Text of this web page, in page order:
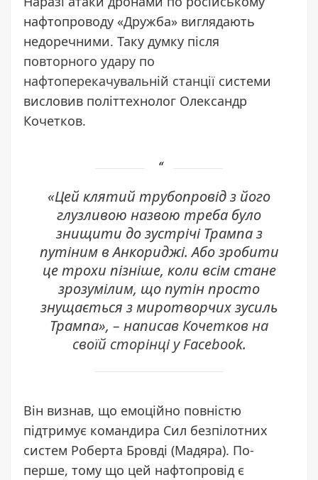
нафтопроводу «Дружба» виглядають
недоречними. Таку думку після
повторного удару по
нафтоперекачувальній станції системи
висловив політтехнолог Олександр
Кочетков.
«Цей клятий трубопровід з його
глузливою назвою треба було
знищити до зустрічі Трампа з
путіним в Анкориджі. Або зробити
це трохи пізніше, коли всім стане
зрозумілим, що путін просто
знущається з миротворчих зусиль
Трампа», – написав Кочетков на
своїй сторінці у Facebook.
Він визнав, що емоційно повністю
підтримує командира Сил безпілотних
систем Роберта Бровді (Мадяра). По-
перше, тому що цей нафтопровід є